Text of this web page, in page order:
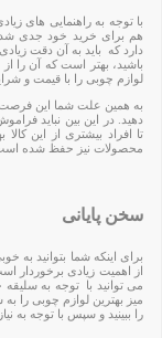
با توجه به راهنمایی های
هم برای خرید خود جدی
دارد که باید به آن دقت
باشید، بهتر است که آن را
لوازم چوبی را با قیمت و
به همین علت شما این فرصت
دهید. در این بین نباید
تا افراد بیشتری از این
محصولات نیز حفظ شده است
سخن پایانی
برای اینکه شما بتوانید به
از اهمیت زیادی برخوردار
می توانید با توجه به سلیقه
میز بهترین لوازم چوبی را
را ببینید و سپس با توجه به